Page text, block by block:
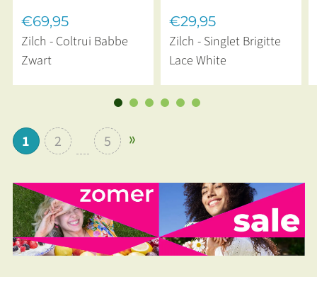
€69,95
Zilch - Coltrui Babbe
Zwart
€29,95
Zilch - Singlet Brigitte
Lace White
1 2 5